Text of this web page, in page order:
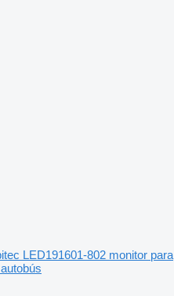
LED191601-802 monitor para